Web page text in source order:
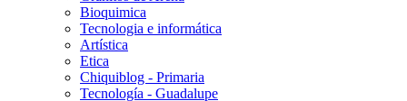
Bioquimica
Tecnologia e informática
Artística
Etica
Chiquiblog - Primaria
Tecnología - Guadalupe